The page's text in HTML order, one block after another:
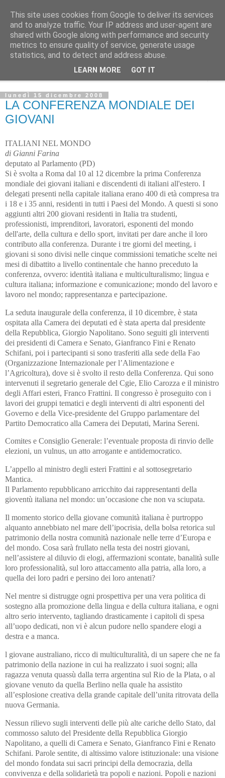
L'Avvenire dei lavoratori
Cultura
lunedì 15 dicembre 2008
LA CONFERENZA MONDIALE DEI
GIOVANI
ITALIANI NEL MONDO
di Gianni Farina
deputato al Parlamento (PD)
Si è svolta a Roma dal 10 al 12 dicembre la prima Conferenza
mondiale dei giovani italiani e discendenti di italiani all'estero. I
delegati presenti nella capitale italiana erano 400 di età compresa tra
i 18 e i 35 anni, residenti in tutti i Paesi del Mondo. A questi si sono
aggiunti altri 200 giovani residenti in Italia tra studenti,
professionisti, imprenditori, lavoratori, esponenti del mondo
dell'arte, della cultura e dello sport, invitati per dare anche il loro
contributo alla conferenza. Durante i tre giorni del meeting, i
giovani si sono divisi nelle cinque commissioni tematiche scelte nei
mesi di dibattito a livello continentale che hanno preceduto la
conferenza, ovvero: identità italiana e multiculturalismo; lingua e
cultura italiana; informazione e comunicazione; mondo del lavoro e
lavoro nel mondo; rappresentanza e partecipazione.
La seduta inaugurale della conferenza, il 10 dicembre, è stata
ospitata alla Camera dei deputati ed è stata aperta dal presidente
della Repubblica, Giorgio Napolitano. Sono seguiti gli interventi
dei presidenti di Camera e Senato, Gianfranco Fini e Renato
Schifani, poi i partecipanti si sono trasferiti alla sede della Fao
(Organizzazione Internazionale per l’Alimentazione e
l’Agricoltura), dove si è svolto il resto della Conferenza. Qui sono
intervenuti il segretario generale del Cgie, Elio Carozza e il ministro
degli Affari esteri, Franco Frattini. Il congresso è proseguito con i
lavori dei gruppi tematici e degli interventi di altri esponenti del
Governo e della Vice-presidente del Gruppo parlamentare del
Partito Democratico alla Camera dei Deputati, Marina Sereni.
Comites e Consiglio Generale: l’eventuale proposta di rinvio delle
elezioni, un vulnus, un atto arrogante e antidemocratico.
L’appello al ministro degli esteri Frattini e al sottosegretario
Mantica.
Il Parlamento repubblicano arricchito dai rappresentanti della
gioventù italiana nel mondo: un’occasione che non va sciupata.
Il momento storico della giovane comunità italiana è purtroppo
alquanto annebbiato nel mare dell’ipocrisia, della bolsa retorica sul
patrimonio della nostra comunità nazionale nelle terre d’Europa e
del mondo. Cosa sarà frullato nella testa dei nostri giovani,
nell’assistere al diluvio di elogi, affermazioni scontate, banalità sulle
loro professionalità, sul loro attaccamento alla patria, alla loro, a
quella dei loro padri e persino dei loro antenati?
Nel mentre si distrugge ogni prospettiva per una vera politica di
sostegno alla promozione della lingua e della cultura italiana, e ogni
altro serio intervento, tagliando drasticamente i capitoli di spesa
all’uopo dedicati, non vi è alcun pudore nello spandere elogi a
destra e a manca.
l giovane australiano, ricco di multiculturalità, di un sapere che ne fa
patrimonio della nazione in cui ha realizzato i suoi sogni; alla
ragazza venuta quassù dalla terra argentina sul Rio de la Plata, o al
giovane venuto da quella Berlino nella quale ha assistito
all’esplosione creativa della grande capitale dell’unita ritrovata della
nuova Germania.
Nessun rilievo sugli interventi delle più alte cariche dello Stato, dal
commosso saluto del Presidente della Repubblica Giorgio
Napolitano, a quelli di Camera e Senato, Gianfranco Fini e Renato
Schifani. Parole sentite, di altissimo valore istituzionale: una visione
del mondo fondata sui sacri principi della democrazia, della
convivenza e della solidarietà tra popoli e nazioni. Popoli e nazioni
This site uses cookies from Google to deliver its services
and to analyze traffic. Your IP address and user-agent are
shared with Google along with performance and security
metrics to ensure quality of service, generate usage
statistics, and to detect and address abuse.
LEARN MORE GOT IT